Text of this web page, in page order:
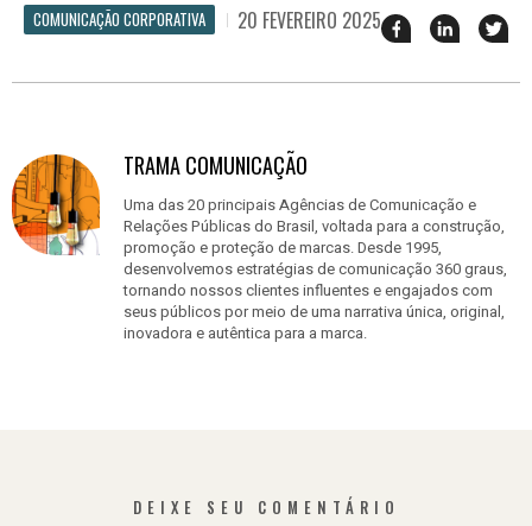
COMUNICAÇÃO CORPORATIVA 20 FEVEREIRO 2025 Compartilhar
esse
no
esse
no
em
TRAMA COMUNICAÇÃO
Uma das 20 principais Agências de Comunicação e
Relações Públicas do Brasil, voltada para a construção,
promoção e proteção de marcas. Desde 1995,
desenvolvemos estratégias de comunicação 360 graus,
tornando nossos clientes influentes e engajados com
seus públicos por meio de uma narrativa única, original,
inovadora e autêntica para a marca.
DEIXE SEU COMENTÁRIO